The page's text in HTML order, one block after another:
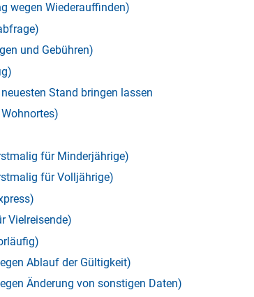
wegen Wiederauffinden)
und Gebühren)
Stand bringen lassen
für Minderjährige)
für Volljährige)
Vielreisende)
Ablauf der Gültigkeit)
Änderung von sonstigen Daten)